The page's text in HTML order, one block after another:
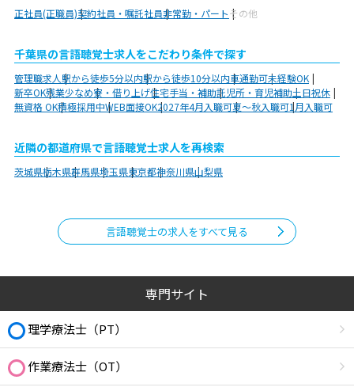
正社員(正職員)契約社員・嘱託社員非常勤・パートその他
千葉県の言語聴覚士求人をこだわり条件で探す
管理職求人駅から徒歩5分以内駅から徒歩10分以内車通勤可未経験OK
新卒OK残業少なめ寮・借り上げ住宅手当・補助託児所・育児補助土日祝休
無資格 OK積極採用中WEB面接OK2027年4月入職可夏～秋入職可1月入職可
近隣の都道府県で言語聴覚士求人を再検索
茨城県栃木県群馬県埼玉県東京都神奈川県山梨県
言語聴覚士の求人をすべて見る
専門サイト
理学療法士（PT）
作業療法士（OT）